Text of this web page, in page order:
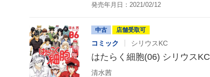
発売年月日：2021/02/12
中古 店舗受取可
コミック シリウスKC
はたらく細胞(06) シリウスKC
清水茜